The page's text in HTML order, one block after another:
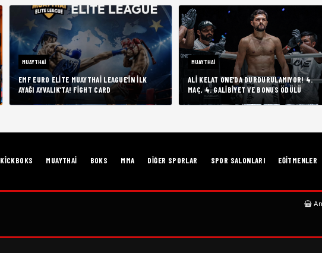
MUAYTHAI
EMF EURO ELITE MUAYTHAI LEAGUE’IN İLK
AYAĞI AYVALIK’TA! FIGHT CARD
MUAYTHAI
ALI KELAT ONE’DA DURDURULAMIYOR! 4.
MAÇ, 4. GALIBIYET VE BONUS ÖDÜLÜ
KICKBOKS MUAYTHAI BOKS MMA DIĞER SPORLAR SPOR SALONLARI EĞITMENLER